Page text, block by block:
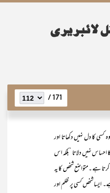
171 /
کسی کا دل نہیں دکھاتا اور
احساس نہیں دلاتا ‘بلکہ اس
ہے ۔متواضع شخص کا یہ
ایسا شخص کسی پر ظلم اور